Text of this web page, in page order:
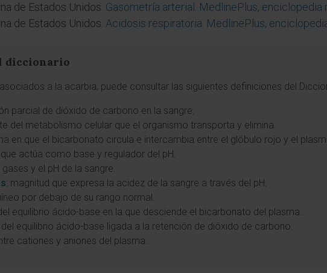
de Estados Unidos. Gasometría arterial. MedlinePlus, enciclopedia
de Estados Unidos. Acidosis respiratoria. MedlinePlus,
diccionario
a la acarbia, puede consultar las siguientes definiciones del
parcial de dióxido de carbono en la sangre.
del metabolismo celular que el organismo transporta y elimina.
en que el bicarbonato circula e intercambia entre el glóbulo rojo y el
actúa como base y regulador del pH.
y el pH de la sangre.
: magnitud que expresa la acidez de la sangre a través del pH.
por debajo de su rango normal.
equilibrio ácido-base en la que desciende el bicarbonato del plasma.
equilibrio ácido-base ligada a la retención de dióxido de carbono.
cationes y aniones del plasma.